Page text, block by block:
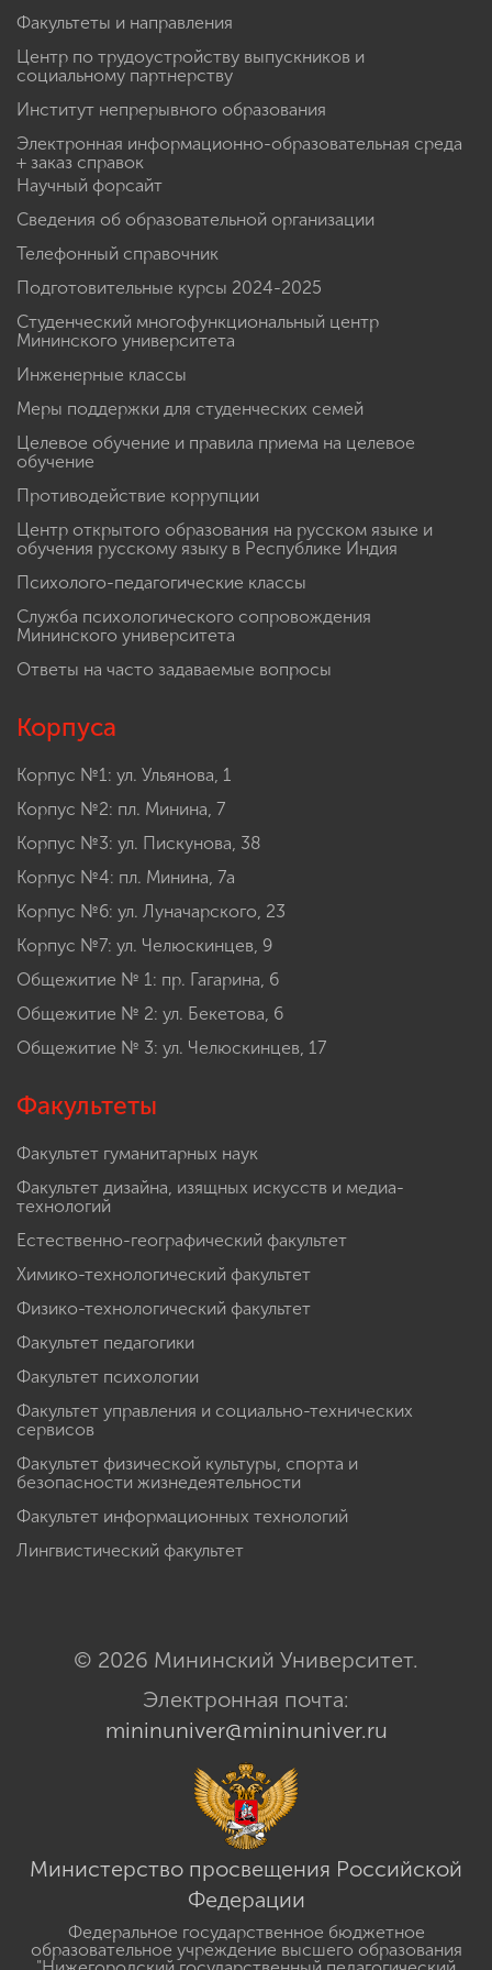
Факультеты и направления
Центр по трудоустройству выпускников и
социальному партнерству
Институт непрерывного образования
Электронная информационно-образовательная среда
+ заказ справок
Научный форсайт
Сведения об образовательной организации
Телефонный справочник
Подготовительные курсы 2024-2025
Студенческий многофункциональный центр
Мининского университета
Инженерные классы
Меры поддержки для студенческих семей
Целевое обучение и правила приема на целевое
обучение
Противодействие коррупции
Центр открытого образования на русском языке и
обучения русскому языку в Республике Индия
Психолого-педагогические классы
Служба психологического сопровождения
Мининского университета
Ответы на часто задаваемые вопросы
Корпуса
Корпус №1: ул. Ульянова, 1
Корпус №2: пл. Минина, 7
Корпус №3: ул. Пискунова, 38
Корпус №4: пл. Минина, 7а
Корпус №6: ул. Луначарского, 23
Корпус №7: ул. Челюскинцев, 9
Общежитие № 1: пр. Гагарина, 6
Общежитие № 2: ул. Бекетова, 6
Общежитие № 3: ул. Челюскинцев, 17
Факультеты
Факультет гуманитарных наук
Факультет дизайна, изящных искусств и медиа-
технологий
Естественно-географический факультет
Химико-технологический факультет
Физико-технологический факультет
Факультет педагогики
Факультет психологии
Факультет управления и социально-технических
сервисов
Факультет физической культуры, спорта и
безопасности жизнедеятельности
Факультет информационных технологий
Лингвистический факультет
© 2026 Мининский Университет.
Электронная почта:
mininuniver@mininuniver.ru
Министерство просвещения Российской
Федерации
Федеральное государственное бюджетное
образовательное учреждение высшего образования